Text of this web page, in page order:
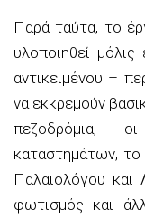
Παρά ταύτα, το
υλοποιηθεί
αντικειμένου –
να εκκρεμούν
πεζοδρόμια,
καταστημάτων, το
Παλαιολόγου και
φωτισμός και